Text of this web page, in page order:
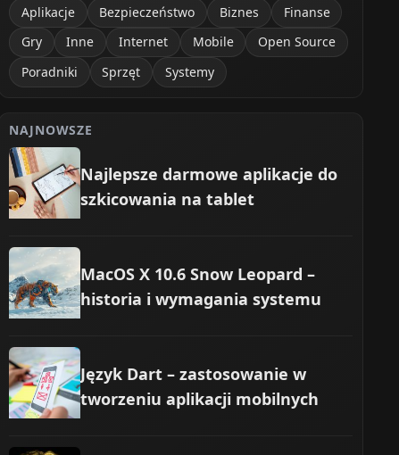
Aplikacje
Bezpieczeństwo Biznes
Finanse
Gry
Inne Internet Mobile
Open Source
Poradniki
Sprzęt Systemy
NAJNOWSZE
Najlepsze darmowe aplikacje do
szkicowania na tablet
MacOS X 10.6 Snow Leopard –
historia i wymagania systemu
Język Dart – zastosowanie w
tworzeniu aplikacji mobilnych